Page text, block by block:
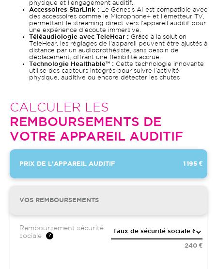
physique et l'engagement auditif.
Accessoires StarLink :
Le Genesis AI est compatible avec
des accessoires comme le Microphone+ et l’émetteur TV,
permettant le streaming direct vers l’appareil auditif pour
une expérience d'écoute immersive.
Téléaudiologie avec TeleHear : Grâce à la solution
TeleHear, les réglages de l'appareil peuvent être ajustés à
distance par un audioprothésiste, sans besoin de
déplacement, offrant une flexibilité accrue.
Technologie Healthable™ : Cette technologie innovante
utilise des capteurs intégrés pour suivre l’activité
physique, auditive ou encore détecter les chutes
CALCULER LES
REMBOURSEMENTS DE
VOTRE APPAREIL AUDITIF
PRIX DE L'APPAREIL AUDITIF 1 195 €
VOS REMBOURSEMENTS
Remboursement sécurité
sociale
240 €